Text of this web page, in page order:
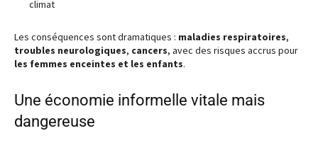
climat
Les conséquences sont dramatiques : maladies respiratoires,
troubles neurologiques, cancers, avec des risques accrus pour
les femmes enceintes et les enfants.
Une économie informelle vitale mais
dangereuse